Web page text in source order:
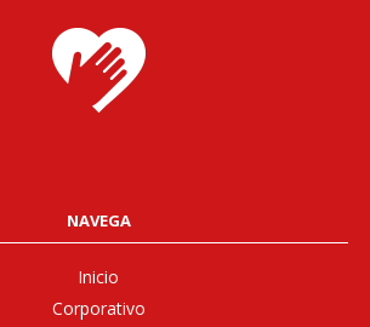
NAVEGA
Inicio
Corporativo